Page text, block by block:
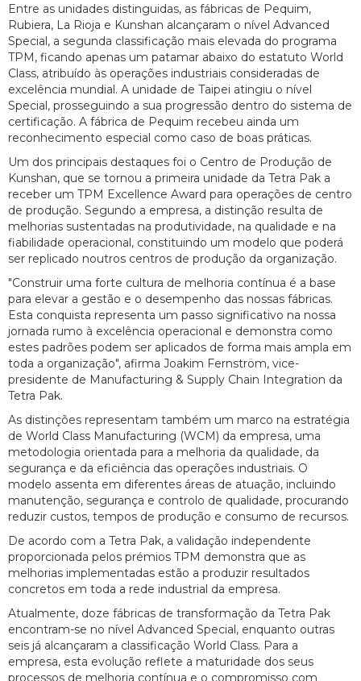
Entre as unidades distinguidas, as fábricas de Pequim,
Rubiera, La Rioja e Kunshan alcançaram o nível Advanced
Special, a segunda classificação mais elevada do programa
TPM, ficando apenas um patamar abaixo do estatuto World
Class, atribuído às operações industriais consideradas de
excelência mundial. A unidade de Taipei atingiu o nível
Special, prosseguindo a sua progressão dentro do sistema de
certificação. A fábrica de Pequim recebeu ainda um
reconhecimento especial como caso de boas práticas.
Um dos principais destaques foi o Centro de Produção de
Kunshan, que se tornou a primeira unidade da Tetra Pak a
receber um TPM Excellence Award para operações de centro
de produção. Segundo a empresa, a distinção resulta de
melhorias sustentadas na produtividade, na qualidade e na
fiabilidade operacional, constituindo um modelo que poderá
ser replicado noutros centros de produção da organização.
"Construir uma forte cultura de melhoria contínua é a base
para elevar a gestão e o desempenho das nossas fábricas.
Esta conquista representa um passo significativo na nossa
jornada rumo à excelência operacional e demonstra como
estes padrões podem ser aplicados de forma mais ampla em
toda a organização", afirma Joakim Fernström, vice-
presidente de Manufacturing & Supply Chain Integration da
Tetra Pak.
As distinções representam também um marco na estratégia
de World Class Manufacturing (WCM) da empresa, uma
metodologia orientada para a melhoria da qualidade, da
segurança e da eficiência das operações industriais. O
modelo assenta em diferentes áreas de atuação, incluindo
manutenção, segurança e controlo de qualidade, procurando
reduzir custos, tempos de produção e consumo de recursos.
De acordo com a Tetra Pak, a validação independente
proporcionada pelos prémios TPM demonstra que as
melhorias implementadas estão a produzir resultados
concretos em toda a rede industrial da empresa.
Atualmente, doze fábricas de transformação da Tetra Pak
encontram-se no nível Advanced Special, enquanto outras
seis já alcançaram a classificação World Class. Para a
empresa, esta evolução reflete a maturidade dos seus
processos de melhoria contínua e o compromisso com